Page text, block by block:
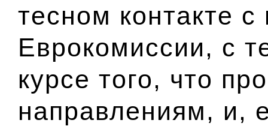
тесном контакте
Еврокомиссии, с
курсе того, что
направлениям, и,